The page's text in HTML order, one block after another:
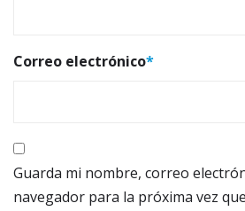
Correo electrónico*
Guarda mi nombre, correo
navegador para la próxima vez